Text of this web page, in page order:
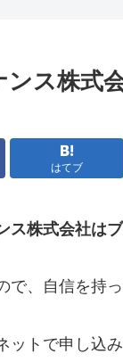
ス株式
はてブ
ス株式会社は
、自信を持っ
ットで申し込